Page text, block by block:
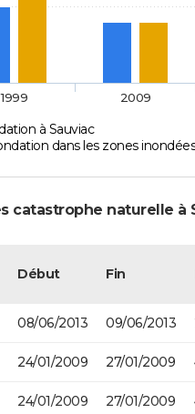
à Sauviac
dans les zones
1999 2009
catastrophe naturelle à
Début Fin
08/06/2013 09/06/2013
24/01/2009 27/01/2009
24/01/2009 27/01/2009